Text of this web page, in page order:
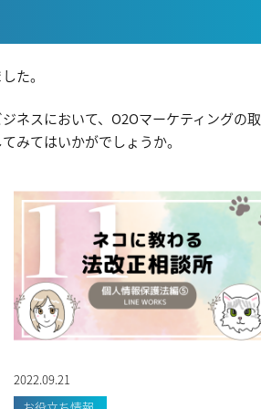
た。
ネスにおいて、O2Oマーケティングの
みてはいかがでしょうか。
2022.09.21